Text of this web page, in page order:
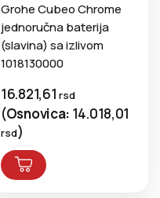
Grohe Cubeo Chrome
jednoručna baterija
(slavina) sa izlivom
1018130000
16.821,61 rsd
(Osnovica: 14.018,01
rsd)